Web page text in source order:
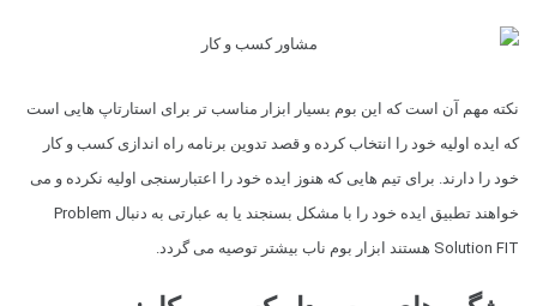
نکته مهم آن است که این بوم بسیار ابزار مناسب تر برای استارتاپ هایی است
که ایده اولیه خود را انتخاب کرده و قصد تدوین برنامه راه اندازی کسب و کار
خود را دارند. برای تیم هایی که هنوز ایده خود را اعتبارسنجی اولیه نکرده و می
خواهند تطبیق ایده خود را با مشکل بسنجند یا به عبارتی به دنبال Problem
Solution FIT هستند ابزار بوم ناب بیشتر توصیه می گردد.